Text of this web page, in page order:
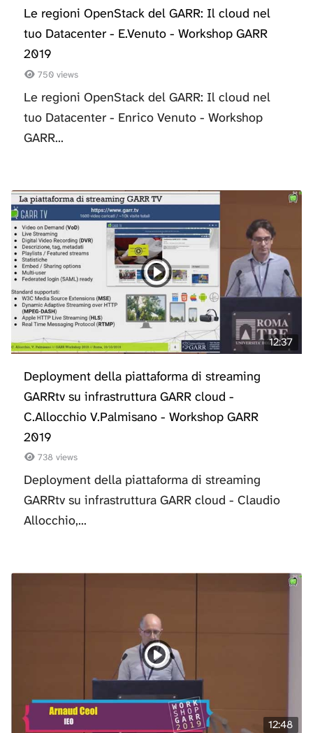
Le regioni OpenStack del GARR: Il cloud nel
tuo Datacenter - E.Venuto - Workshop GARR
2019
750 views
Le regioni OpenStack del GARR: Il cloud nel
tuo Datacenter - Enrico Venuto - Workshop
GARR...
12:37
Deployment della piattaforma di streaming
GARRtv su infrastruttura GARR cloud -
C.Allocchio V.Palmisano - Workshop GARR
2019
738 views
Deployment della piattaforma di streaming
GARRtv su infrastruttura GARR cloud - Claudio
Allocchio,...
12:48